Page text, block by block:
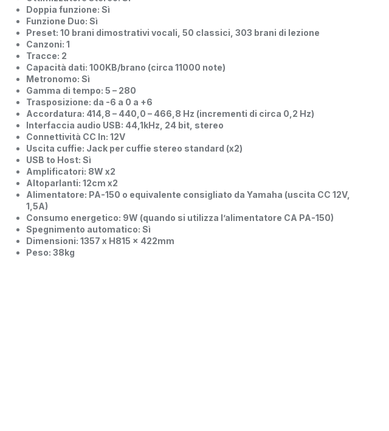
Doppia funzione: Sì
Funzione Duo: Sì
Preset: 10 brani dimostrativi vocali, 50 classici, 303 brani di lezione
Canzoni: 1
Tracce: 2
Capacità dati: 100KB/brano (circa 11000 note)
Metronomo: Sì
Gamma di tempo: 5 – 280
Trasposizione: da -6 a 0 a +6
Accordatura: 414,8 – 440,0 – 466,8 Hz (incrementi di circa 0,2 Hz)
Interfaccia audio USB: 44,1kHz, 24 bit, stereo
Connettività CC In: 12V
Uscita cuffie: Jack per cuffie stereo standard (x2)
USB to Host: Sì
Amplificatori: 8W x2
Altoparlanti: 12cm x2
Alimentatore: PA-150 o equivalente consigliato da Yamaha (uscita CC 12V,
1,5A)
Consumo energetico: 9W (quando si utilizza l’alimentatore CA PA-150)
Spegnimento automatico: Sì
Dimensioni: 1357 x H815 x 422mm
Peso: 38kg